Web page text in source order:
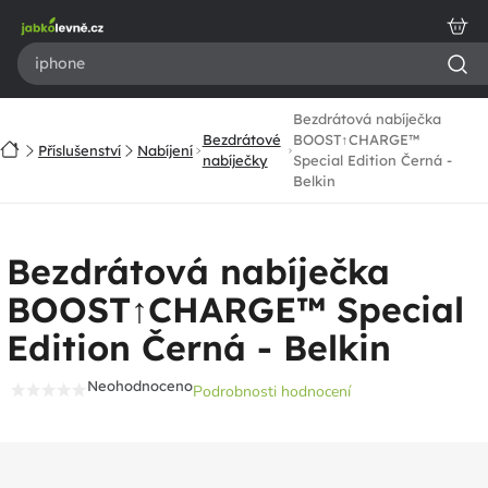
obsah
DomůPříslušenství Nabíjení
Bezdrátové
nabíječky
Bezdrátová nabíječka
BOOST↑CHARGE™
Special Edition Černá -
Belkin
Bezdrátová nabíječka
BOOST↑CHARGE™ Special
Edition Černá - Belkin
NeohodnocenoPodrobnosti hodnocení